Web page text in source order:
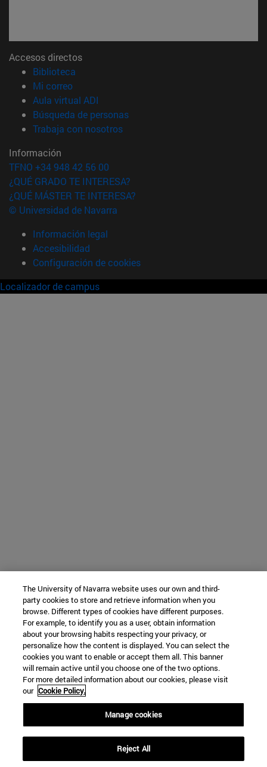
Accesos directos
Biblioteca
Mi correo(abre en nueva ventana)
Aula virtual ADI
Búsqueda de personas(abre en nueva ventana)
Trabaja con nosotros(abre en nueva ventana)
Información
TFNO +34 948 42 56 00
¿QUÉ GRADO TE INTERESA?
¿QUÉ MÁSTER TE INTERESA?
© Universidad de Navarra
Información legal
Accesibilidad
Configuración de cookies
Localizador de campus
The University of Navarra website uses our own and third-
party cookies to store and retrieve information when you
browse. Different types of cookies have different purposes.
For example, to identify you as a user, obtain information
about your browsing habits respecting your privacy, or
personalize how the content is displayed. You can select the
cookies you want to enable or accept them all. This banner
will remain active until you choose one of the two options.
For more detailed information about our cookies, please visit
our Cookie Policy.
Manage cookies
Reject All